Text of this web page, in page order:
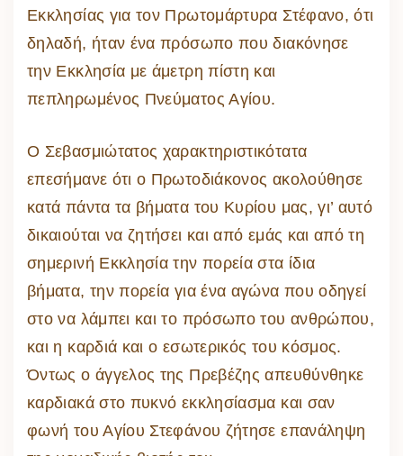
Εκκλησίας για τον Πρωτομάρτυρα Στέφανο, ότι
δηλαδή, ήταν ένα πρόσωπο που διακόνησε
την Εκκλησία με άμετρη πίστη και
πεπληρωμένος Πνεύματος Αγίου.
Ο Σεβασμιώτατος χαρακτηριστικότατα
επεσήμανε ότι ο Πρωτοδιάκονος ακολούθησε
κατά πάντα τα βήματα του Κυρίου μας, γι’ αυτό
δικαιούται να ζητήσει και από εμάς και από τη
σημερινή Εκκλησία την πορεία στα ίδια
βήματα, την πορεία για ένα αγώνα που οδηγεί
στο να λάμπει και το πρόσωπο του ανθρώπου,
και η καρδιά και ο εσωτερικός του κόσμος.
Όντως ο άγγελος της Πρεβέζης απευθύνθηκε
καρδιακά στο πυκνό εκκλησίασμα και σαν
φωνή του Αγίου Στεφάνου ζήτησε επανάληψη